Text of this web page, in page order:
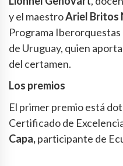
y el maestroAriel Britos
Programa
de Uruguay, quien
del certamen.
Los premios
El primer premio está
Certificado de
Capa,participante de